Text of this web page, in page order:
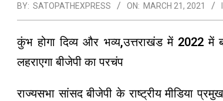
BY: SATOPATHEXPRESS ON: MARCH 21, 2021
कुंभ होगा दिव्य और भव्य,उत्तराखंड में 2022 में
लहराएगा बीजेपी का परचंप
राज्यसभा सांसद बीजेपी के राष्ट्रीय मीडिया